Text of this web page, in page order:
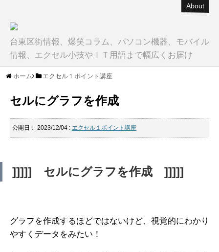
About
台東区街情報、爆笑コラム、パソコン機器、モバイル
情報、エクセル小技やＩＴ用語まで幅広くお届け
ホーム エクセル１ポイント講座
セルにグラフを作成
公開日： 2023/12/04 : エクセル１ポイント講座
]]]]] セルにグラフを作成 ]]]]]
グラフを作成するほどではないけど、視覚的にわかり
やすくデータをみたい！